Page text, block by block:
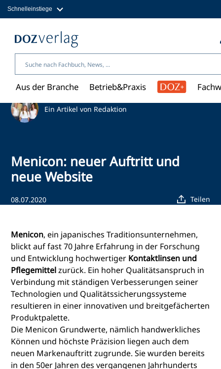
Inhalt
Schnelleinstiege
Fachbücher & Shop
Über uns
Aus der Branche Betrieb&Praxis
Ein Artikel von Redaktion
Menicon: neuer Auftritt und
neue Website
08.07.2020 Teilen
Menicon, ein japanisches Traditionsunternehmen,
blickt auf fast 70 Jahre Erfahrung in der Forschung
und Entwicklung hochwertiger Kontaktlinsen und
Pflegemittelzurück. Ein hoher Qualitätsanspruch in
Verbindung mit ständigen Verbesserungen seiner
Technologien und Qualitätssicherungssysteme
resultieren in einer innovativen und breitgefächerten
Produktpalette.
Die Menicon Grundwerte, nämlich handwerkliches
Können und höchste Präzision liegen auch dem
neuen Markenauftritt zugrunde. Sie wurden bereits
in den 50er Jahren des vergangenen Jahrhunderts